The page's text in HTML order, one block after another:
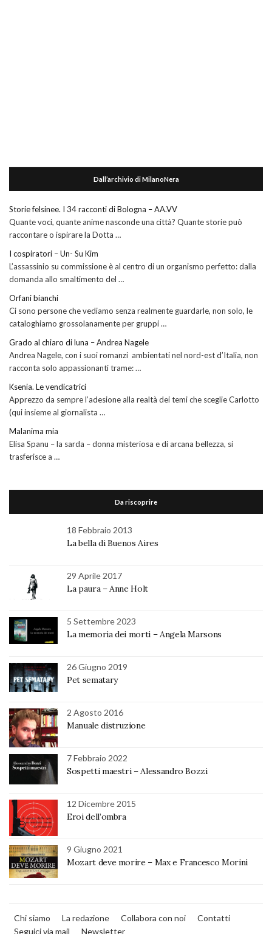
Dall’archivio di MilanoNera
Storie felsinee. I 34 racconti di Bologna – AA.VV
Quante voci, quante anime nasconde una città? Quante storie può
raccontare o ispirare la Dotta …
I cospiratori – Un- Su Kim
L’assassinio su commissione è al centro di un organismo perfetto: dalla
domanda allo smaltimento del …
Orfani bianchi
Ci sono persone che vediamo senza realmente guardarle, non solo, le
cataloghiamo grossolanamente per gruppi …
Grado al chiaro di luna – Andrea Nagele
Andrea Nagele, con i suoi romanzi ambientati nel nord-est d’Italia, non
racconta solo appassionanti trame: …
Ksenia. Le vendicatrici
Apprezzo da sempre l’adesione alla realtà dei temi che sceglie Carlotto
(qui insieme al giornalista …
Malanima mia
Elisa Spanu – la sarda – donna misteriosa e di arcana bellezza, si
trasferisce a …
Da riscoprire
18 Febbraio 2013
La bella di Buenos Aires
29 Aprile 2017
La paura – Anne Holt
5 Settembre 2023
La memoria dei morti – Angela Marsons
26 Giugno 2019
Pet sematary
2 Agosto 2016
Manuale distruzione
7 Febbraio 2022
Sospetti maestri – Alessandro Bozzi
12 Dicembre 2015
Eroi dell’ombra
9 Giugno 2021
Mozart deve morire – Max e Francesco Morini
Chi siamo La redazione Collabora con noi
Contatti
Seguici via mail
Newsletter